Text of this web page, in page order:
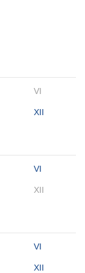
VI
XII
VI
XII
VI
XII